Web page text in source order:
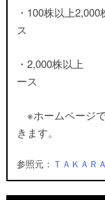
・100株以上
ス
・2,000株以
ース
※ホームページ
きます。
参照元： ＴＡＫＡ